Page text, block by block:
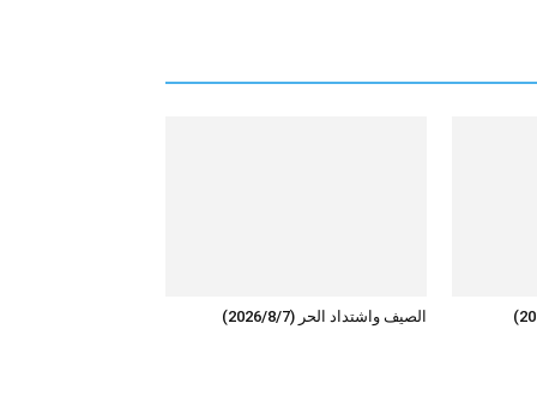
الصيف واشتداد الحر (2026/8/7)